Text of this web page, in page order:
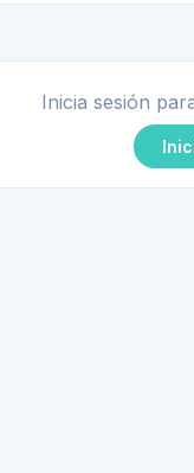
Inicia sesión